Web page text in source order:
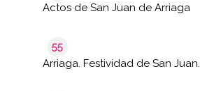
Actos de San Juan de Arriaga
55
Arriaga. Festividad de San Juan.